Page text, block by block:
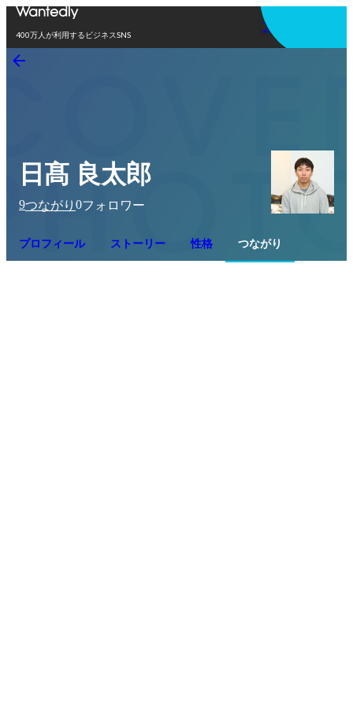
400万人が利用するビジネスSNS
アプリを使う
日髙 良太郎
9つながり 0フォロワー
プロフィール ストーリー 性格 つながり